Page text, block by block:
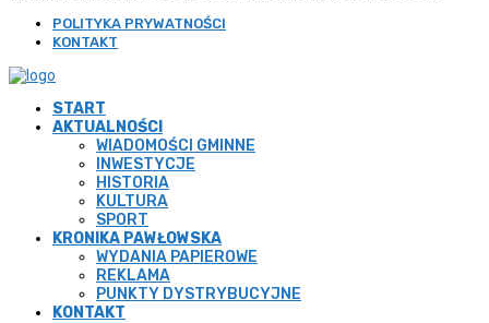
POLITYKA PRYWATNOŚCI
KONTAKT
START
AKTUALNOŚCI
WIADOMOŚCI GMINNE
INWESTYCJE
HISTORIA
KULTURA
SPORT
KRONIKA PAWŁOWSKA
WYDANIA PAPIEROWE
REKLAMA
PUNKTY DYSTRYBUCYJNE
KONTAKT